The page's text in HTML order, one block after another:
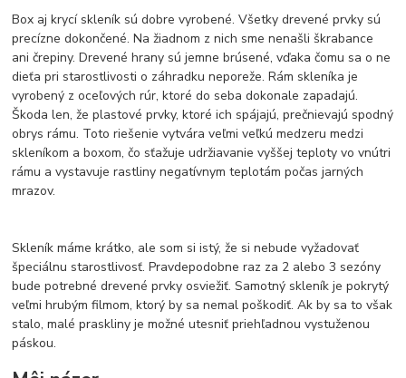
Box aj krycí skleník sú dobre vyrobené. Všetky drevené prvky sú
precízne dokončené. Na žiadnom z nich sme nenašli škrabance
ani črepiny. Drevené hrany sú jemne brúsené, vďaka čomu sa o ne
dieťa pri starostlivosti o záhradku neporeže. Rám skleníka je
vyrobený z oceľových rúr, ktoré do seba dokonale zapadajú.
Škoda len, že plastové prvky, ktoré ich spájajú, prečnievajú spodný
obrys rámu. Toto riešenie vytvára veľmi veľkú medzeru medzi
skleníkom a boxom, čo sťažuje udržiavanie vyššej teploty vo vnútri
rámu a vystavuje rastliny negatívnym teplotám počas jarných
mrazov.
Skleník máme krátko, ale som si istý, že si nebude vyžadovať
špeciálnu starostlivosť. Pravdepodobne raz za 2 alebo 3 sezóny
bude potrebné drevené prvky osviežiť. Samotný skleník je pokrytý
veľmi hrubým filmom, ktorý by sa nemal poškodiť. Ak by sa to však
stalo, malé praskliny je možné utesniť priehľadnou vystuženou
páskou.